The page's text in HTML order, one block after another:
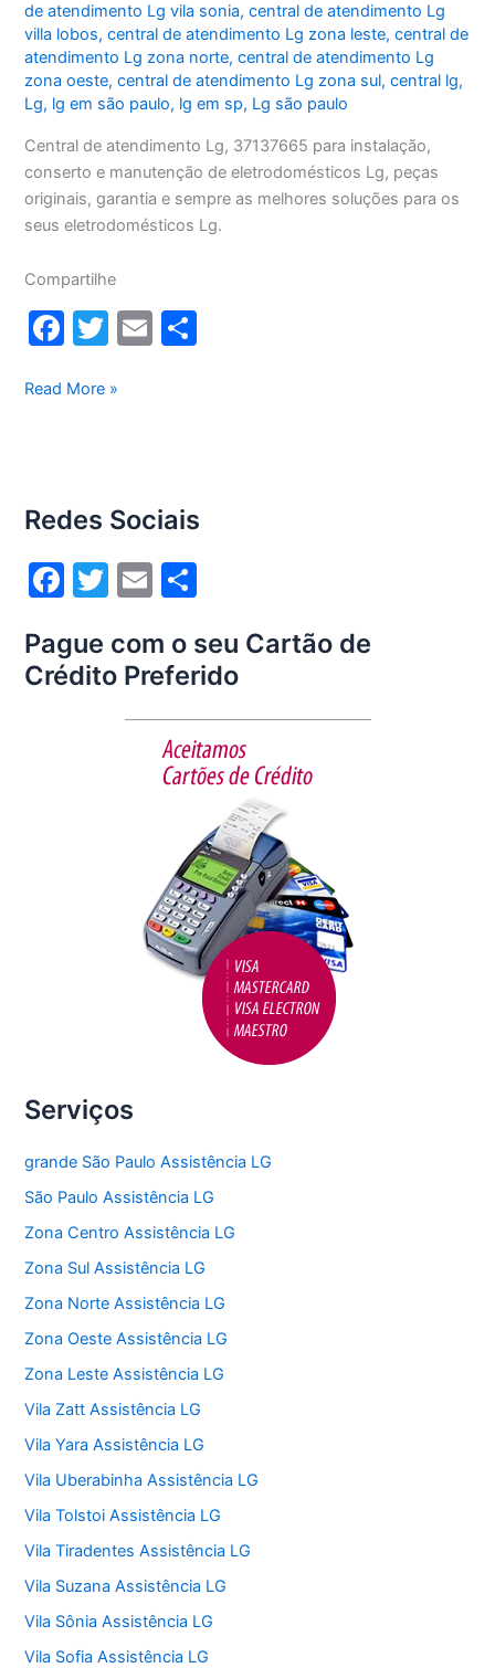
de atendimento Lg vila sonia,central de atendimento Lg
villa lobos,central de atendimento Lg zona leste,central de
atendimento Lg zona norte,central de atendimento Lg
zona oeste,central de atendimento Lg zona sul,central lg,
Lg, lg em são paulo, lg em sp, Lg são paulo
Central de atendimento Lg, 37137665 para instalação,
conserto e manutenção de eletrodomésticos Lg, peças
originais, garantia e sempre as melhores soluções para os
seus eletrodomésticos Lg.
Compartilhe
F
c
o
o
k
T
itt
E
Central
Read More »
Redes Sociais
F
c
e
T
itt
er
E
ai
l
ar
e
Pague com o seu Cartão de
Crédito Preferido
Serviços
grande São Paulo Assistência LG
São Paulo Assistência LG
Zona Centro Assistência LG
Zona Sul Assistência LG
Zona Norte Assistência LG
Zona Oeste Assistência LG
Zona Leste Assistência LG
Vila Zatt Assistência LG
Vila Yara Assistência LG
Vila Uberabinha Assistência LG
Vila Tolstoi Assistência LG
Vila Tiradentes Assistência LG
Vila Suzana Assistência LG
Vila Sônia Assistência LG
Vila Sofia Assistência LG